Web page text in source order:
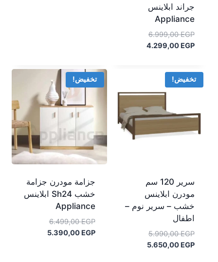
جراند ابلاينس
Appliance
6.999,00EGP
السعر
الأصلي4.299,00 EGP
السعر
تخفيض!
سرير 120 سم
مودرن ابلاينس
خشب – سرير نوم –
اطفال
5.990,00EGP
السعر
الأصلي5.650,00 EGP
تخفيض!
جزامة مودرن جزامة
خشب Sh24 ابلاينس
Appliance
6.499,00EGP
السعر
الأصلي5.390,00 EGP